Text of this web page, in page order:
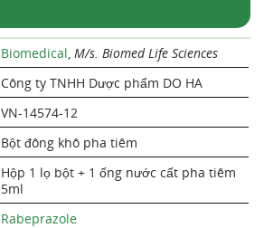
Biomedical, M/s. Biomed Life Sciences
Công ty TNHH Dược phẩm DO HA
VN-14574-12
Bột đông khô pha tiêm
Hộp 1 lọ bột + 1 ống nước cất pha tiêm
5ml
Rabeprazole